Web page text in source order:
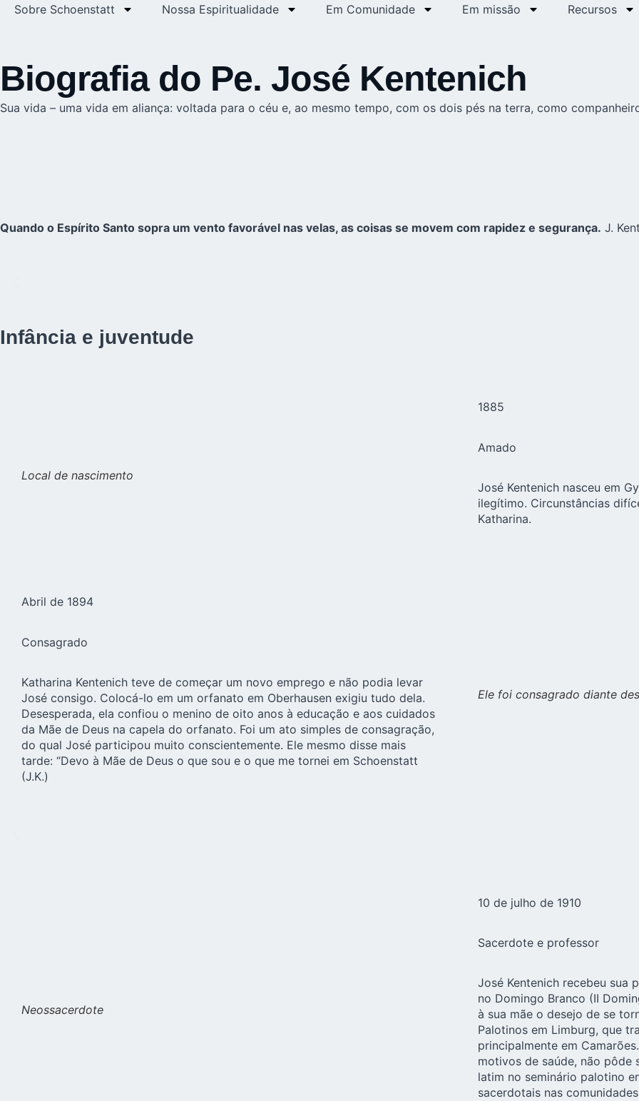
Sobre Schoenstatt Nossa Espiritualidade Em Comunidade Em missão Recursos
Biografia do Pe. José Kentenich
Sua vida – uma vida em aliança: voltada para o céu e, ao mesmo tempo, com os dois pés na terra, como
Quando o Espírito Santo sopra um vento favorável nas velas, as coisas se movem com rapidez e segurança. J.
Infância e juventude
Local de nascimento
1885
Amado
José Kentenich nasceu em
ilegítimo. Circunstâncias
Katharina.
Abril de 1894
Consagrado
Katharina Kentenich teve de começar um novo emprego e não podia levar
José consigo. Colocá-lo em um orfanato em Oberhausen exigiu tudo dela.
Desesperada, ela confiou o menino de oito anos à educação e aos cuidados
da Mãe de Deus na capela do orfanato. Foi um ato simples de consagração,
do qual José participou muito conscientemente. Ele mesmo disse mais
tarde: “Devo à Mãe de Deus o que sou e o que me tornei em Schoenstatt
(J.K.)
Ele foi consagrado diante
Neossacerdote
10 de julho de 1910
Sacerdote e professor
José Kentenich recebeu sua
no Domingo Branco (II
à sua mãe o desejo de se
Palotinos em Limburg, que
principalmente em
motivos de saúde, não pôde
latim no seminário palotino
sacerdotais nas